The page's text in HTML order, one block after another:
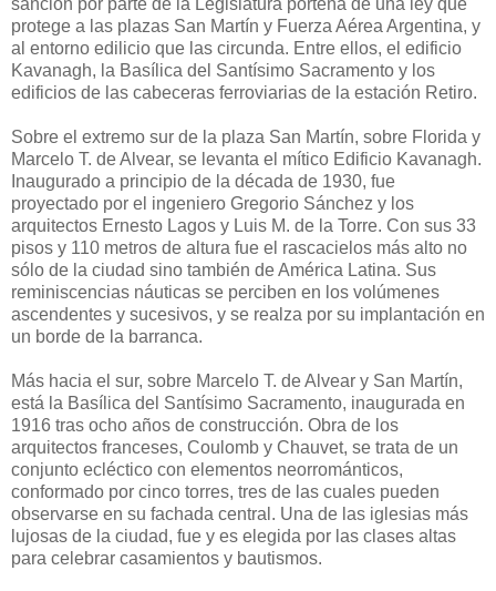
protege a las plazas San Martín y Fuerza Aérea Argentina, y
al entorno edilicio que las circunda. Entre ellos, el edificio
Kavanagh, la Basílica del Santísimo Sacramento y los
edificios de las cabeceras ferroviarias de la estación Retiro.
Sobre el extremo sur de la plaza San Martín, sobre Florida y
Marcelo T. de Alvear, se levanta el mítico Edificio Kavanagh.
Inaugurado a principio de la década de 1930, fue
proyectado por el ingeniero Gregorio Sánchez y los
arquitectos Ernesto Lagos y Luis M. de la Torre. Con sus 33
pisos y 110 metros de altura fue el rascacielos más alto no
sólo de la ciudad sino también de América Latina. Sus
reminiscencias náuticas se perciben en los volúmenes
ascendentes y sucesivos, y se realza por su implantación en
un borde de la barranca.
Más hacia el sur, sobre Marcelo T. de Alvear y San Martín,
está la Basílica del Santísimo Sacramento, inaugurada en
1916 tras ocho años de construcción. Obra de los
arquitectos franceses, Coulomb y Chauvet, se trata de un
conjunto ecléctico con elementos neorrománticos,
conformado por cinco torres, tres de las cuales pueden
observarse en su fachada central. Una de las iglesias más
lujosas de la ciudad, fue y es elegida por las clases altas
para celebrar casamientos y bautismos.